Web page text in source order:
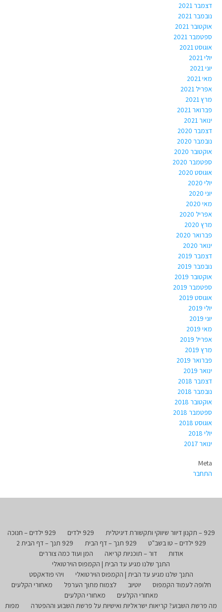
דצמבר 2021
נובמבר 2021
אוקטובר 2021
ספטמבר 2021
אוגוסט 2021
יולי 2021
יוני 2021
מאי 2021
אפריל 2021
מרץ 2021
פברואר 2021
ינואר 2021
דצמבר 2020
נובמבר 2020
אוקטובר 2020
ספטמבר 2020
אוגוסט 2020
יולי 2020
יוני 2020
מאי 2020
אפריל 2020
מרץ 2020
פברואר 2020
ינואר 2020
דצמבר 2019
נובמבר 2019
אוקטובר 2019
ספטמבר 2019
אוגוסט 2019
יולי 2019
יוני 2019
מאי 2019
אפריל 2019
מרץ 2019
פברואר 2019
ינואר 2019
דצמבר 2018
נובמבר 2018
אוקטובר 2018
ספטמבר 2018
אוגוסט 2018
יולי 2018
ינואר 2017
Meta
התחבר
929 – תקנון דיוור שיווקי ותקשורת דיגיטלית 929 ילדים
929 ילדים – חנוכה
929 ילדים – טו בשב"ט
929 תנך – דף הבית
929 תנך – דף הבית 2
אודות
דור – תוכניות קריאה
המן ועוד כמה צוררים
התנך שלנו מגיע עד הבית | הקמפוס הוירטואלי
התנך שלנו מגיע עד הבית | הקמפוס הוירטואלי
ויהי פודאקסט
חלופה לעמוד הקמפוס
יוטיוב לצמוח מתוך הערפל
מאחורי הקלעים
מאחורי הקלעים
מאחורי הקלעים
מה פרשת השבוע? קריאות ישראליות ואישיות על פרשת השבוע וההפטרה
מפות